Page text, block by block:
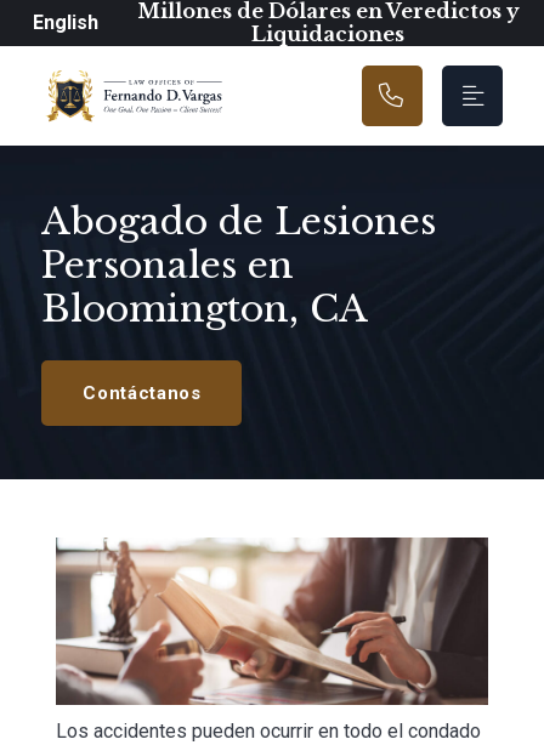
Navegación
English
Millones de Dólares en Veredictos y
Liquidaciones
Abogado de Lesiones
Personales en
Bloomington, CA
Contáctanos
Los accidentes pueden ocurrir en todo el condado